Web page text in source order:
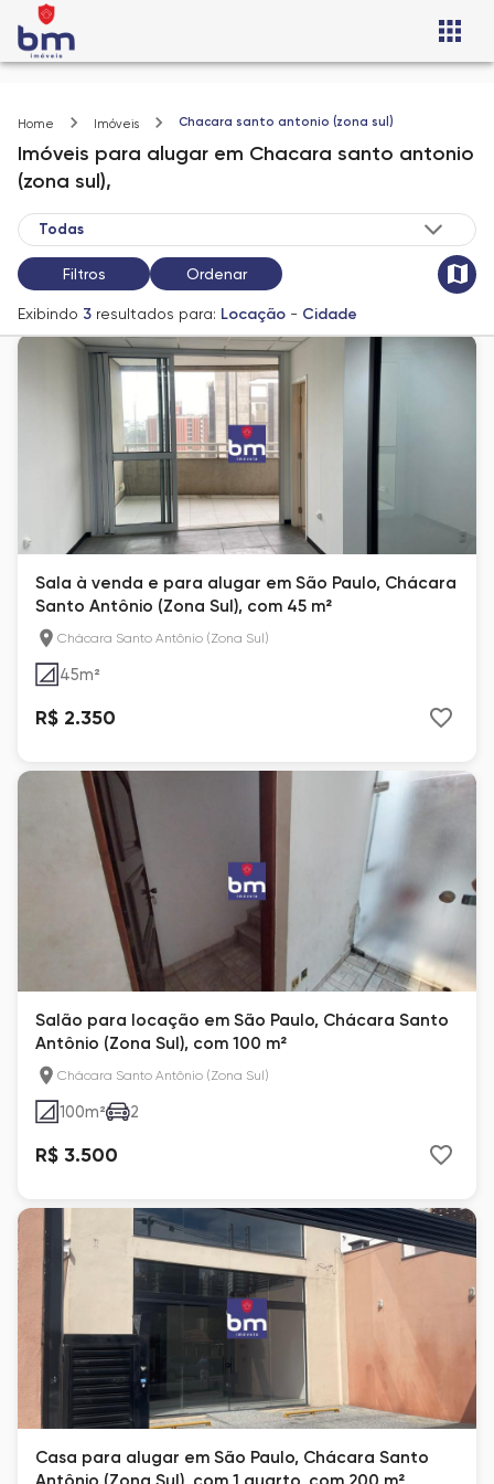
Home Imóveis Chacara santo antonio (zona sul)
Imóveis para alugar em Chacara santo antonio
(zona sul),
Filtros Ordenar
Exibindo 3 resultados para: Locação - Cidade
Sala à venda e para alugar em São Paulo, Chácara
Santo Antônio (Zona Sul), com 45 m²
Chácara Santo Antônio (Zona Sul)
45m²
R$ 2.350
Salão para locação em São Paulo, Chácara Santo
Antônio (Zona Sul), com 100 m²
Chácara Santo Antônio (Zona Sul)
100m² 2
R$ 3.500
Casa para alugar em São Paulo, Chácara Santo